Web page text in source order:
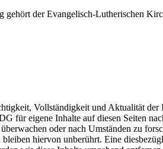
der Evangelisch-Lutherischen
Vollständigkeit und Aktualität
für eigene Inhalte auf diesen Seiten
oder nach Umständen zu
hiervon unberührt. Eine